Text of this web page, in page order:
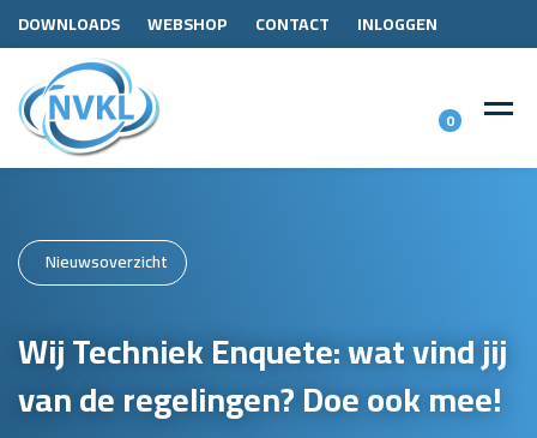
DOWNLOADS WEBSHOP CONTACT INLOGGEN
0
Nieuwsoverzicht
Wij Techniek Enquete: wat vind jij
van de regelingen? Doe ook mee!